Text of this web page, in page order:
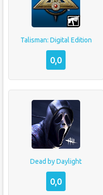
Talisman: Digital Edition
0,0
Dead by Daylight
0,0